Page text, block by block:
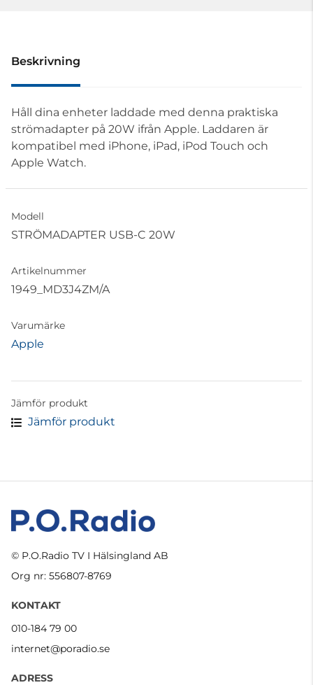
Beskrivning
Håll dina enheter laddade med denna praktiska
strömadapter på 20W ifrån Apple. Laddaren är
kompatibel med iPhone, iPad, iPod Touch och
Apple Watch.
Modell
STRÖMADAPTER USB-C 20W
Artikelnummer
1949_MD3J4ZM/A
Varumärke
Apple
Jämför produkt
Jämför produkt
© P.O.Radio TV I Hälsingland AB
Org nr: 556807-8769
KONTAKT
010-184 79 00
internet@poradio.se
ADRESS